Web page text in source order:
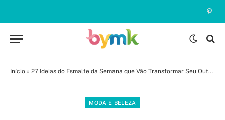
Início » 27 Ideias do Esmalte da Semana que Vão Transformar Seu Outono
MODA E BELEZA